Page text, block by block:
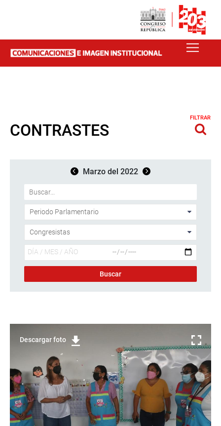
CONTRASTES
FILTRAR
Marzo del 2022
Descargar foto